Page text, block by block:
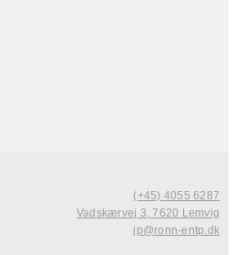
(+45) 4055 6287
Vadskærvej 3, 7620 Lemvig
jp@ronn-entp.dk